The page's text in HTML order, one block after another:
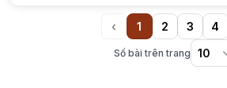
Số bài trên trang
‹Previous
1(current)
2 3 4